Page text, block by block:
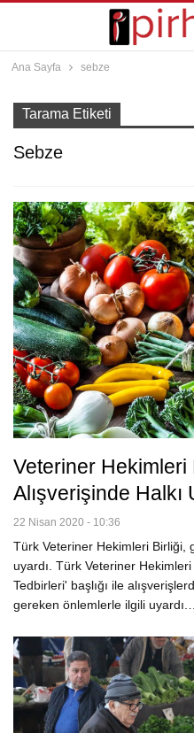
Ana Sayfa sebze
Tarama Etiketi
Sebze
Veteriner Hekimleri
Alışverişinde Halkı
22 Nisan 2020 - 10:36
Türk Veteriner Hekimleri Birliği,
uyardı. Türk Veteriner
Tedbirleri' başlığı ile
gereken önlemlerle ilgili uyardı.…